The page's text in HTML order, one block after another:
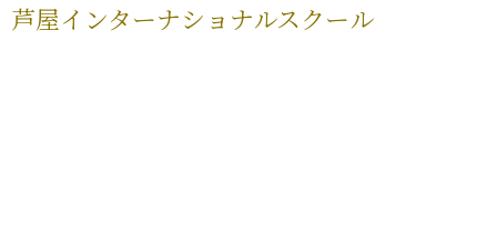
芦屋インターナショナルスクール